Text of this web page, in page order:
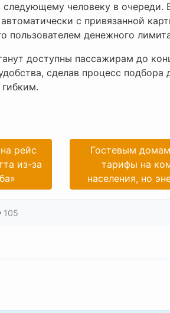
следующему человеку в очереди.
с привязанной
пользователем денежного
доступны пассажирам до
сделав процесс подбора
рейс
из-за
Гостевым
тарифы на
населения, но
105